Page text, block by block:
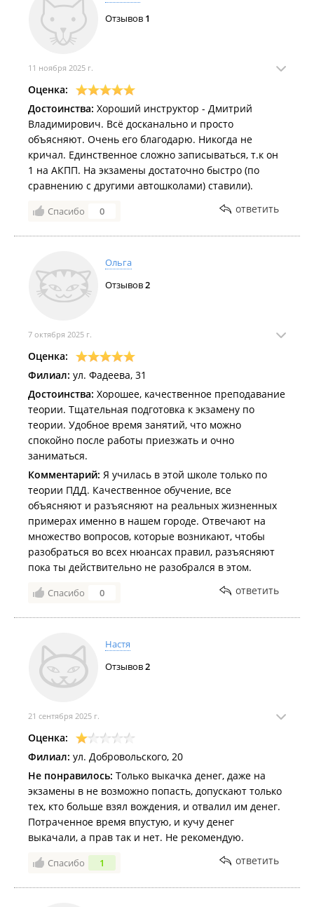
Отзывов 1
11 ноября 2025 г.
Оценка:
Достоинства: Хороший инструктор - Дмитрий
Владимирович. Всё досканально и просто
объясняют. Очень его благодарю. Никогда не
кричал. Единственное сложно записываться, т.к он
1 на АКПП. На экзамены достаточно быстро (по
сравнению с другими автошколами) ставили).
Спасибо 0 ответить
Ольга
Отзывов2
7 октября 2025 г.
Оценка:
Филиал: ул. Фадеева, 31
Достоинства: Хорошее, качественное преподавание
теории. Тщательная подготовка к экзамену по
теории. Удобное время занятий, что можно
спокойно после работы приезжать и очно
заниматься.
Комментарий: Я училась в этой школе только по
теории ПДД. Качественное обучение, все
объясняют и разъясняют на реальных жизненных
примерах именно в нашем городе. Отвечают на
множество вопросов, которые возникают, чтобы
разобраться во всех нюансах правил, разъясняют
пока ты действительно не разобрался в этом.
Спасибо 0 ответить
Настя
Отзывов2
21 сентября 2025 г.
Оценка:
Филиал: ул. Добровольского, 20
Не понравилось: Только выкачка денег, даже на
экзамены в не возможно попасть, допускают только
тех, кто больше взял вождения, и отвалил им денег.
Потраченное время впустую, и кучу денег
выкачали, а прав так и нет. Не рекомендую.
Спасибо 1 ответить